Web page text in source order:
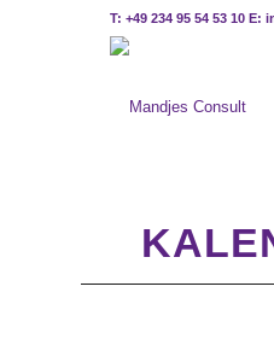
T: +49 234 95 54 53 10 E: